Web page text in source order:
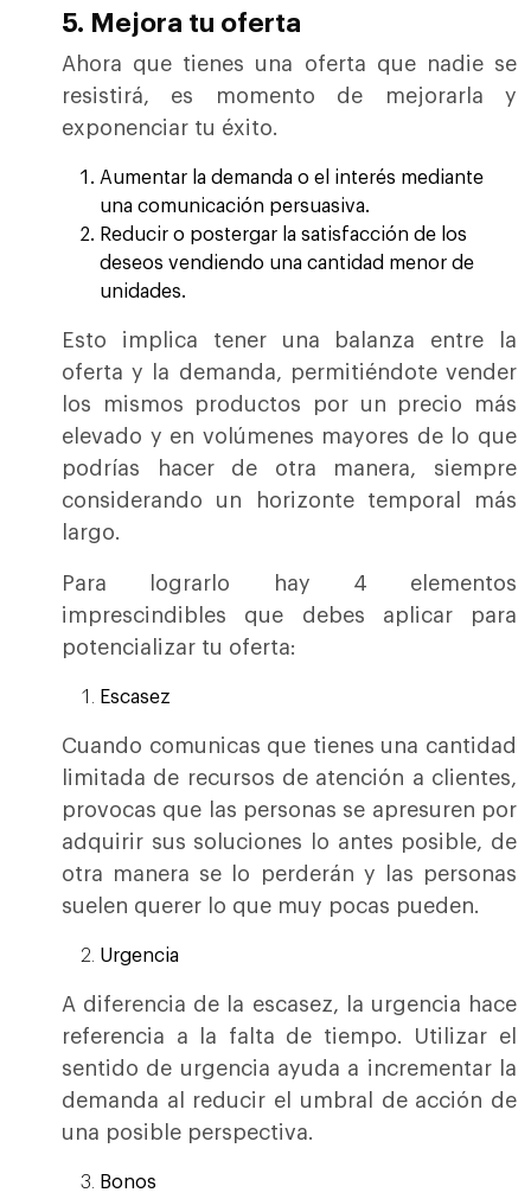
5. Mejora tu oferta
Ahora que tienes una oferta que nadie se
resistirá, es momento de mejorarla y
exponenciar tu éxito.
Aumentar la demanda o el interés mediante
una comunicación persuasiva.
Reducir o postergar la satisfacción de los
deseos vendiendo una cantidad menor de
unidades.
Esto implica tener una balanza entre la
oferta y la demanda, permitiéndote vender
los mismos productos por un precio más
elevado y en volúmenes mayores de lo que
podrías hacer de otra manera, siempre
considerando un horizonte temporal más
largo.
Para lograrlo hay 4 elementos
imprescindibles que debes aplicar para
potencializar tu oferta:
Escasez
Cuando comunicas que tienes una cantidad
limitada de recursos de atención a clientes,
provocas que las personas se apresuren por
adquirir sus soluciones lo antes posible, de
otra manera se lo perderán y las personas
suelen querer lo que muy pocas pueden.
Urgencia
A diferencia de la escasez, la urgencia hace
referencia a la falta de tiempo. Utilizar el
sentido de urgencia ayuda a incrementar la
demanda al reducir el umbral de acción de
una posible perspectiva.
Bonos